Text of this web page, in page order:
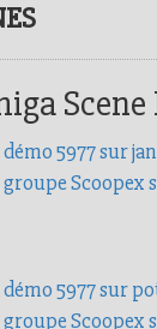
Scene
5977 sur
5977 sur
Scoopex